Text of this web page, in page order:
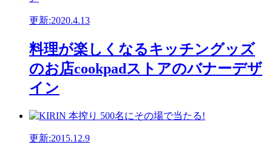
更新:2020.4.13
料理が楽しくなるキッチングッズ
のお店cookpadストアのバナーデザ
イン
更新:2015.12.9